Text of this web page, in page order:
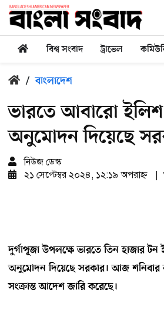
বিশ্ব সংবাদ ট্রাভেল
/ বাংলাদেশ
ভারতে আবারো ইলিশ
অনুমোদন দিয়েছে
নিউজ ডেস্ক
২১ সেপ্টেম্বর ২০২৪, ১২:১৯ অপরাহ্ন
দুর্গাপূজা উপলক্ষে ভারতে তিন হাজার টন
অনুমোদন দিয়েছে সরকার। আজ শনিবার
সংক্রান্ত আদেশ জারি করেছে।